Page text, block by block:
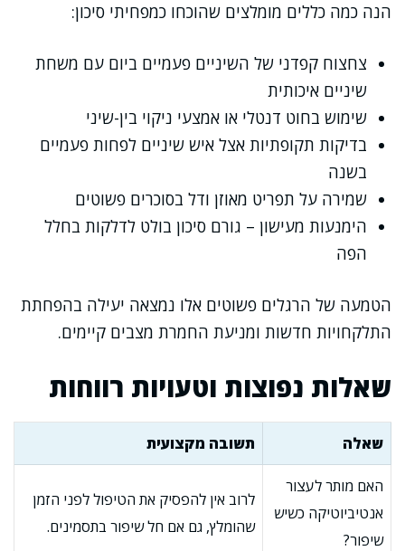
הנה כמה כללים מומלצים שהוכחו כמפחיתי סיכון:
צחצוח קפדני של השיניים פעמיים ביום עם משחת
שיניים איכותית
שימוש בחוט דנטלי או אמצעי ניקוי בין-שיני
בדיקות תקופתיות אצל איש שיניים לפחות פעמיים
בשנה
שמירה על תפריט מאוזן ודל בסוכרים פשוטים
הימנעות מעישון – גורם סיכון בולט לדלקות בחלל
הפה
הטמעה של הרגלים פשוטים אלו נמצאה יעילה בהפחתת
התלקחויות חדשות ומניעת החמרת מצבים קיימים.
שאלות נפוצות וטעויות רווחות
שאלה תשובה מקצועית
האם מותר לעצור
אנטיביוטיקה כשיש
שיפור?
לרוב אין להפסיק את הטיפול לפני הזמן
שהומלץ, גם אם חל שיפור בתסמינים.